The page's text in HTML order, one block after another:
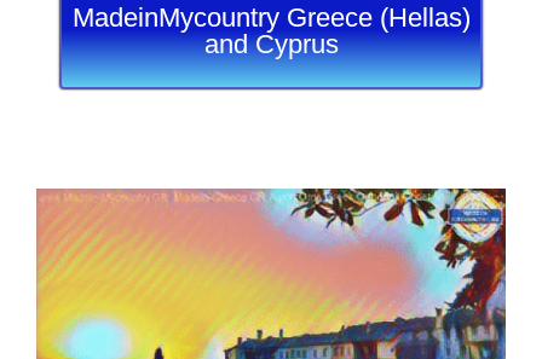
MadeinMycountry Greece (Hellas)
and Cyprus